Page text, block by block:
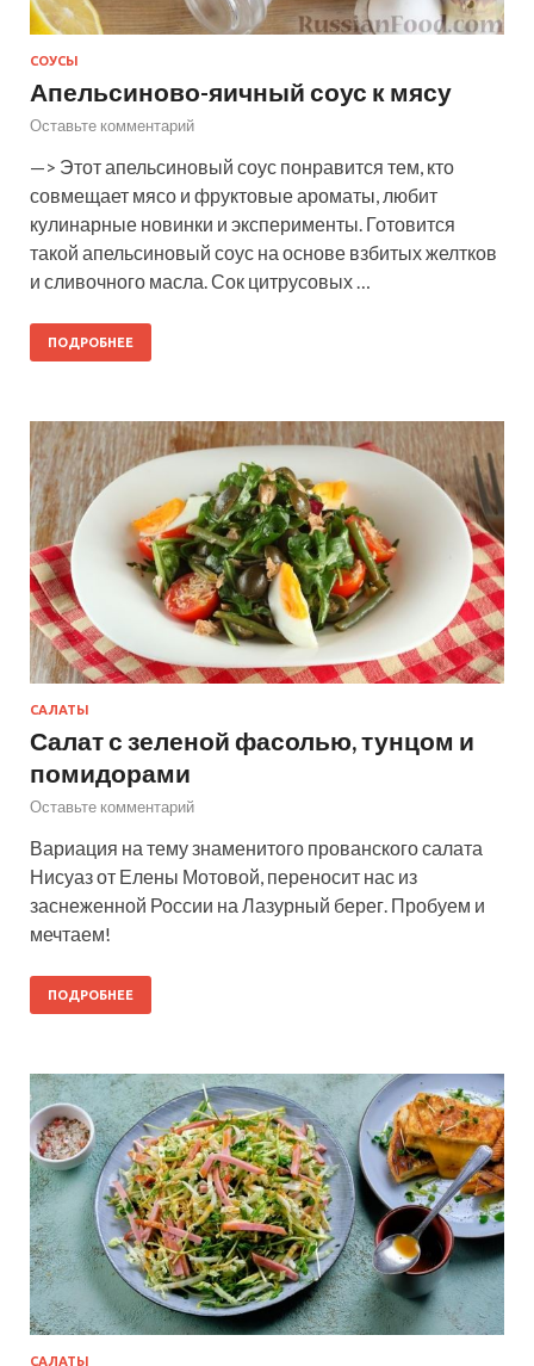
СОУСЫ
Апельсиново-яичный соус к мясу
Оставьте комментарий
—> Этот апельсиновый соус понравится тем, кто
совмещает мясо и фруктовые ароматы, любит
кулинарные новинки и эксперименты. Готовится
такой апельсиновый соус на основе взбитых желтков
и сливочного масла. Сок цитрусовых …
ПОДРОБНЕЕ
САЛАТЫ
Салат с зеленой фасолью, тунцом и
помидорами
Оставьте комментарий
Вариация на тему знаменитого прованского салата
Нисуаз от Елены Мотовой, переносит нас из
заснеженной России на Лазурный берег. Пробуем и
мечтаем!
ПОДРОБНЕЕ
САЛАТЫ